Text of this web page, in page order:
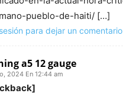
pueblo-de-haiti/ […]
para dejar un comentario
a5 12 gauge
2024 En 12:44 am